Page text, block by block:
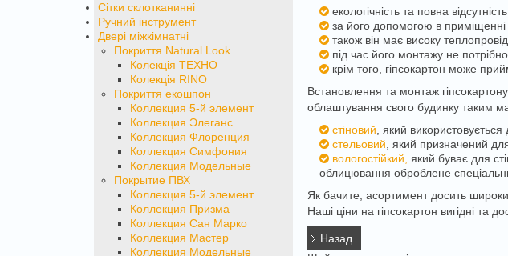
Сітки склотканинні
Ручний інструмент
Двері міжкімнатні
Покриття Natural Look
Колекція ТЕХНО
Колекція RINO
Покриття екошпон
Коллекция 5-й элемент
Коллекция Элеганс
Коллекция Флоренция
Коллекция Симфония
Коллекция Модельные
Покрытие ПВХ
Коллекция 5-й элемент
Коллекция Призма
Коллекция Сан Марко
Коллекция Мастер
Коллекция Модельные
екологічність та повна
за його допомогою в
також він має високу
під час його монтажу не
крім того, гіпсокартон може
Встановлення та монтаж
облаштування свого будинку таким
стіновий , який
стельовий , який призначений
вологостійкий, який буває для
облицювання оброблене
Як бачите, асортимент досить
Наші ціни на гіпсокартон вигідні та